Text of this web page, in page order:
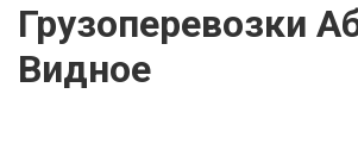
Грузоперевозки
Видное